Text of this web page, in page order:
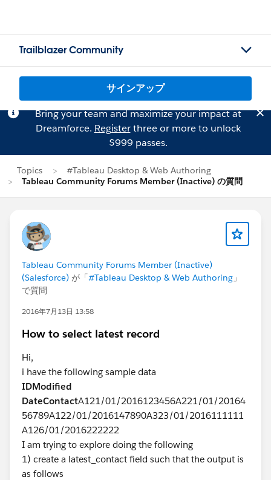
Trailblazer Community
サインアップ
Bring your team and maximize your impact at
Dreamforce. Registerthree or more to unlock
$999 passes.
Topics
#Tableau Desktop & Web Authoring
Tableau Community Forums Member (Inactive) の質問
Tableau Community Forums Member (Inactive)
(Salesforce) が「#Tableau Desktop & Web Authoring 」
で質問
2016年7月13日 13:58
How to select latest record
Hi,
i have the following sample data
IDModified
DateContactA121/01/2016123456A221/01/20164
56789A122/01/2016147890A323/01/2016111111
A126/01/2016222222
I am trying to explore doing the following
1) create a latest_contact field such that the output is
as follows